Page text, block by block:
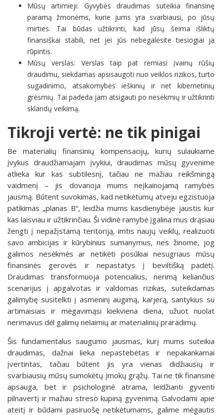
Mūsų artimieji: Gyvybės draudimas suteikia finansinę
paramą žmonėms, kurie jums yra svarbiausi, po jūsų
mirties. Tai būdas užtikrinti, kad jūsų šeima išliktų
finansiškai stabili, net jei jūs nebegalėsite tiesiogiai ja
rūpintis.
Mūsų verslas: Verslas taip pat remiasi įvairių rūšių
draudimu, siekdamas apsisaugoti nuo veiklos rizikos, turto
sugadinimo, atsakomybės ieškinių ir net kibernetinių
grėsmių. Tai padeda jam atsigauti po nesėkmių ir užtikrinti
sklandų veikimą.
Tikroji vertė: ne tik pinigai
Be materialių finansinių kompensacijų, kurių sulaukiame
įvykus draudžiamajam įvykiui, draudimas mūsų gyvenime
atlieka kur kas subtilesnį, tačiau ne mažiau reikšmingą
vaidmenį – jis dovanoja mums neįkainojamą ramybės
jausmą. Būtent suvokimas, kad netikėtumų atveju egzistuoja
patikimas „planas B“, leidžia mums kasdienybėje jaustis kur
kas laisviau ir užtikrinčiau. Ši vidinė ramybė įgalina mus drąsiau
žengti į nepažįstamą teritoriją, imtis naujų veiklų, realizuoti
savo ambicijas ir kūrybinius sumanymus, nes žinome, jog
galimos nesėkmės ar netikėti posūkiai nesugriaus mūsų
finansinės gerovės ir nepastatys į beviltišką padėtį.
Draudimas transformuoja potencialius, nerimą keliančius
scenarijus į apgalvotas ir valdomas rizikas, suteikdamas
galimybę susitelkti į asmeninį augimą, karjerą, santykius su
artimaisiais ir mėgavimąsi kiekviena diena, užuot nuolat
nerimavus dėl galimų nelaimių ar materialinių praradimų.
Šis fundamentalus saugumo jausmas, kurį mums suteikia
draudimas, dažnai lieka nepastebėtas ir nepakankamai
įvertintas, tačiau būtent jis yra vienas didžiausių ir
svarbiausių mūsų sumokėtų įmokų grąžų. Tai ne tik finansinė
apsauga, bet ir psichologinė atrama, leidžianti gyventi
pilnavertį ir mažiau streso kupiną gyvenimą. Galvodami apie
ateitį ir būdami pasiruošę netikėtumams, galime mėgautis